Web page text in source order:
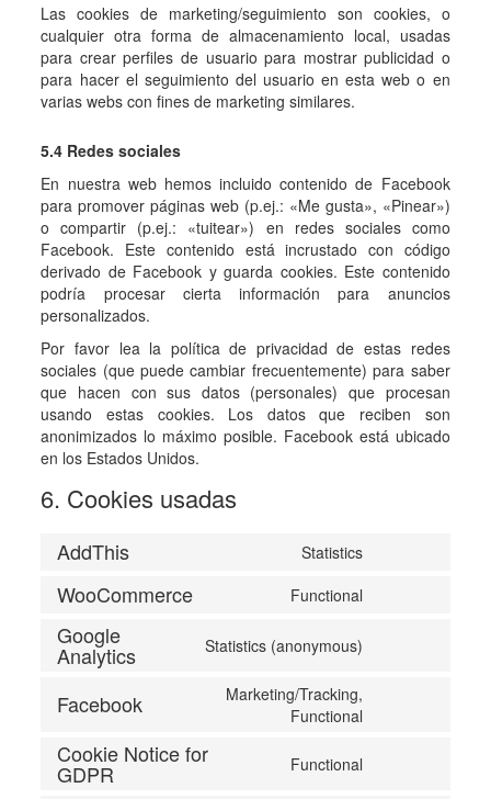
Las cookies de marketing/seguimiento son cookies, o
cualquier otra forma de almacenamiento local, usadas
para crear perfiles de usuario para mostrar publicidad o
para hacer el seguimiento del usuario en esta web o en
varias webs con fines de marketing similares.
5.4 Redes sociales
En nuestra web hemos incluido contenido de Facebook
para promover páginas web (p.ej.: «Me gusta», «Pinear»)
o compartir (p.ej.: «tuitear») en redes sociales como
Facebook. Este contenido está incrustado con código
derivado de Facebook y guarda cookies. Este contenido
podría procesar cierta información para anuncios
personalizados.
Por favor lea la política de privacidad de estas redes
sociales (que puede cambiar frecuentemente) para saber
que hacen con sus datos (personales) que procesan
usando estas cookies. Los datos que reciben son
anonimizados lo máximo posible. Facebook está ubicado
en los Estados Unidos.
6. Cookies usadas
AddThis Statistics
WooCommerce Functional
Google
Analytics Statistics (anonymous)
Facebook
Marketing/Tracking,
Functional
Cookie Notice for
GDPR Functional